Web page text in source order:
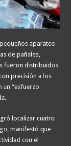
aparatos
de pañales,
fueron distribuidos
precisión a los
un “esfuerzo
localizar cuatro
manifestó que
con el